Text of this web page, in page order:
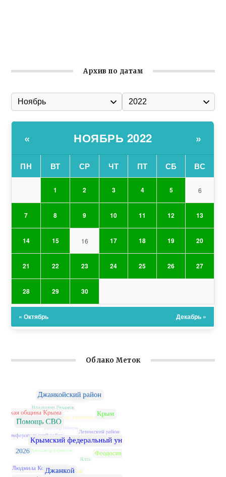
Архив по датам
« НОЯБРЬ 2022 »
ПН ВТ СР ЧТ ПТ СБ ВС
1 2 3 4 5 6
7 8 9 10 11 12 13
14 15 16 17 18 19 20
21 22 23 24 25 26 27
28 29 30
« Октябрь Декабрь »
Облако Меток